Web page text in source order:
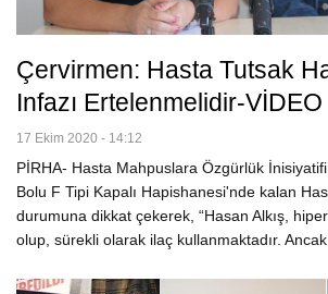
Çervirmen: Hasta Tutsak
Infazı Ertelenmelidir-VİDEO
17 Ekim 2020 - 14:12
PİRHA- Hasta Mahpuslara Özgürlük
Bolu F Tipi Kapalı Hapishanesi'nde kalan
durumuna dikkat çekerek, “Hasan Alkış,
olup, sürekli olarak ilaç kullanmaktadır. Ancak